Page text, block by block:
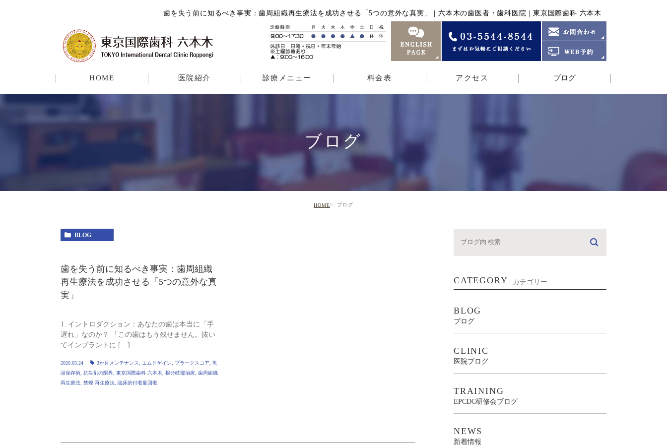
歯を失う前に知るべき事実：歯周組織再生療法を成功させる「5つの意外な真実」 | 六本木の歯医者・歯科医院 | 東京国際歯科 六本木
HOME 医院紹介 診療メニュー 料金表 アクセス ブログ
ブログ
HOME ブログ
BLOG
歯を失う前に知るべき事実：歯周組織
再生療法を成功させる「5つの意外な真
実」
1. イントロダクション：あなたの歯は本当に「手
遅れ」なのか？ 「この歯はもう残せません。抜い
てインプラントに […]
2026.05.24 3か月メンテナンス エムドゲイン プラークスコア
乳
頭保存術 抗生剤の限界 東京国際歯科 六本木 根分岐部治療 歯周組織
再生療法 禁煙 再生療法 臨床的付着量回復
CATEGORY カテゴリー
BLOG
ブログ
CLINIC
医院ブログ
TRAINING
EPCDC研修会ブログ
NEWS
新着情報